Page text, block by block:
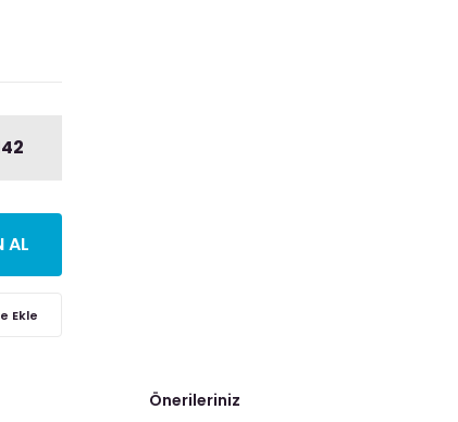
AL
Önerileriniz